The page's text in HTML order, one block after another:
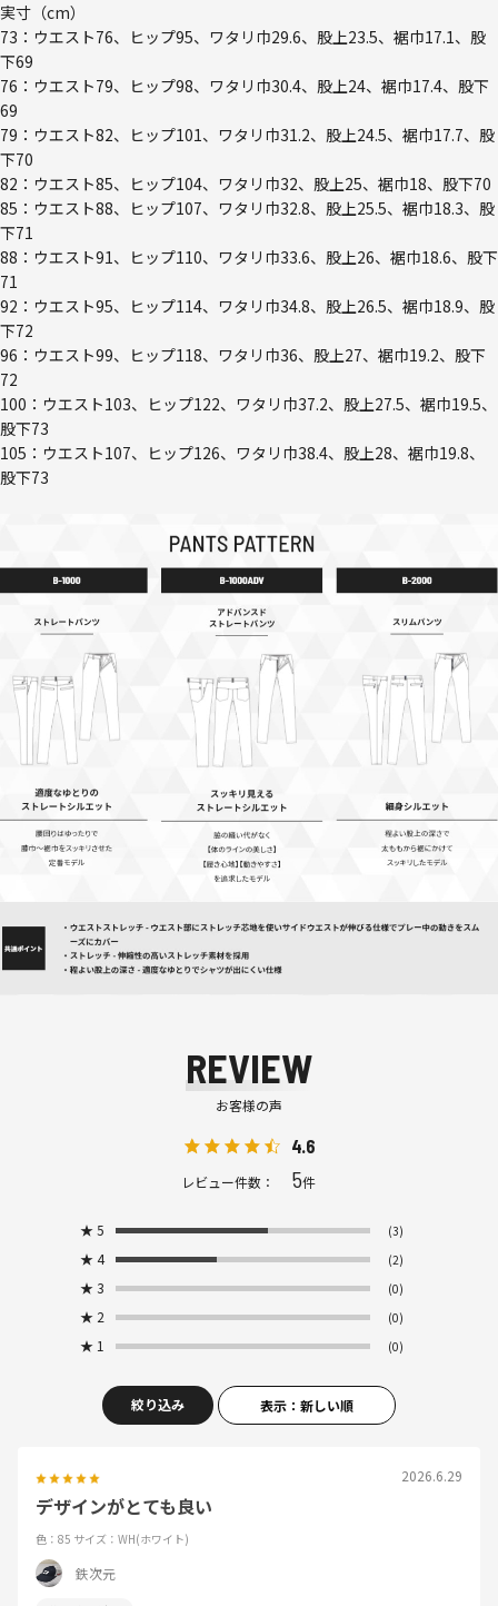
実寸（cm）
73：ウエスト76、ヒップ95、ワタリ巾29.6、股上23.5、裾巾17.1、股
下69
76：ウエスト79、ヒップ98、ワタリ巾30.4、股上24、裾巾17.4、股下
69
79：ウエスト82、ヒップ101、ワタリ巾31.2、股上24.5、裾巾17.7、股
下70
82：ウエスト85、ヒップ104、ワタリ巾32、股上25、裾巾18、股下70
85：ウエスト88、ヒップ107、ワタリ巾32.8、股上25.5、裾巾18.3、股
下71
88：ウエスト91、ヒップ110、ワタリ巾33.6、股上26、裾巾18.6、股下
71
92：ウエスト95、ヒップ114、ワタリ巾34.8、股上26.5、裾巾18.9、股
下72
96：ウエスト99、ヒップ118、ワタリ巾36、股上27、裾巾19.2、股下
72
100：ウエスト103、ヒップ122、ワタリ巾37.2、股上27.5、裾巾19.5、
股下73
105：ウエスト107、ヒップ126、ワタリ巾38.4、股上28、裾巾19.8、
股下73
REVIEW
お客様の声
4.6
レビュー件数： 5件
★ 5 (3)
★ 4 (2)
★ 3 (0)
★ 2 (0)
★ 1 (0)
絞り込み 表示：新しい順
2026.6.29
デザインがとても良い
色：85 サイズ：WH(ホワイト)
鉄次元